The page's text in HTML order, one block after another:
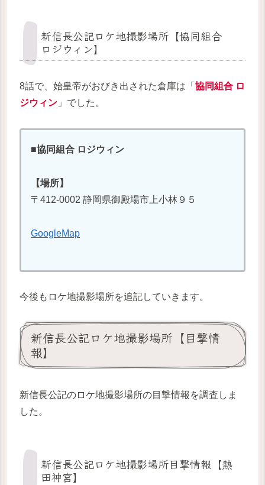
新信長公記ロケ地撮影場所【協同組合
ロジウィン】
8話で、始皇帝がおびき出された倉庫は「 協同組合 ロ
ジウィン 」でした。
■協同組合 ロジウィン
【場所】
〒412-0002 静岡県御殿場市上小林９５
GoogleMap
今後もロケ地撮影場所を追記していきます。
新信長公記ロケ地撮影場所【目撃情
報】
新信長公記のロケ地撮影場所の目撃情報を調査しま
した。
新信長公記ロケ地撮影場所目撃情報【熱
田神宮】